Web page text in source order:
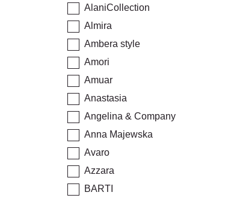
AlaniCollection
Almira
Ambera style
Amori
Amuar
Anastasia
Angelina & Company
Anna Majewska
Avaro
Azzara
BARTI